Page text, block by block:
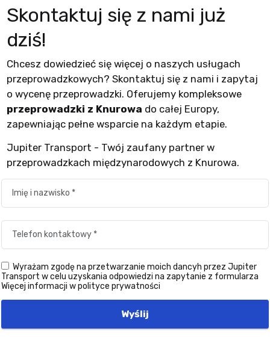
Skontaktuj się z nami już
dziś!
Chcesz dowiedzieć się więcej o naszych usługach
przeprowadzkowych? Skontaktuj się z nami i zapytaj
o wycenę przeprowadzki. Oferujemy kompleksowe
przeprowadzki z Knurowa do całej Europy,
zapewniając pełne wsparcie na każdym etapie.
Jupiter Transport - Twój zaufany partner w
przeprowadzkach międzynarodowych z Knurowa.
Wyrażam zgodę na przetwarzanie moich dancyh przez Jupiter
Transport w celu uzyskania odpowiedzi na zapytanie z formularza
Więcej informacji w polityce prywatności
Wyślij